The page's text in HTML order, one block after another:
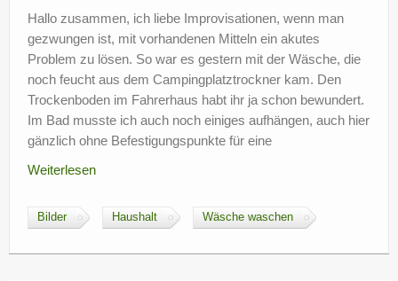
Hallo zusammen, ich liebe Improvisationen, wenn man
gezwungen ist, mit vorhandenen Mitteln ein akutes
Problem zu lösen. So war es gestern mit der Wäsche, die
noch feucht aus dem Campingplatztrockner kam. Den
Trockenboden im Fahrerhaus habt ihr ja schon bewundert.
Im Bad musste ich auch noch einiges aufhängen, auch hier
gänzlich ohne Befestigungspunkte für eine
Weiterlesen
Bilder Haushalt Wäsche waschen